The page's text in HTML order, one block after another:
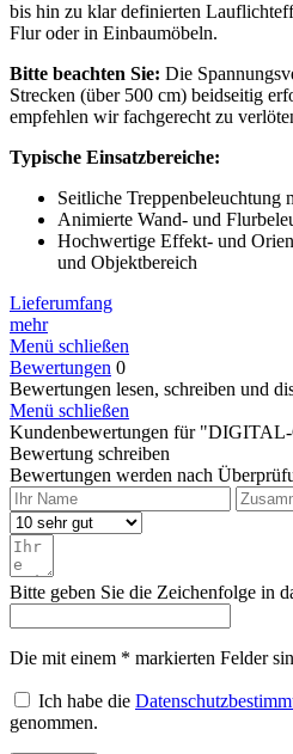
bis hin zu klar definierten
Flur oder in Einbaumöbeln.
Bitte beachten Sie: Die
Strecken (über 500 cm) beidseitig
empfehlen wir fachgerecht zu
Typische Einsatzbereiche:
Seitliche
Animierte Wand- und
Hochwertige Effekt- und
und Objektbereich
Lieferumfang
mehr
Menü schließen
Bewertungen 0
Bewertungen lesen, schreiben und
Menü schließen
Kundenbewertungen für
Bewertung schreiben
Bewertungen werden nach
Bitte geben Sie die Zeichenfolge in
Die mit einem * markierten Felder
Ich habe die
genommen.